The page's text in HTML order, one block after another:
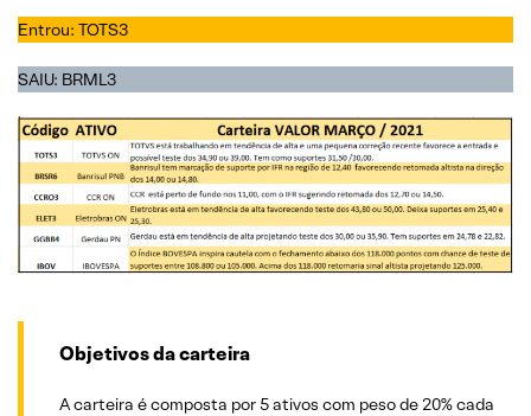
Entrou: TOTS3
SAIU: BRML3
Objetivos da carteira
A carteira é composta por 5 ativos com peso de 20% cada